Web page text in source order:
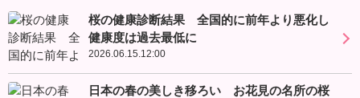
桜の健康診断結果 全国的に前年より悪化し
健康度は過去最低に
2026.06.15.12:00
日本の春の美しき移ろい お花見の名所の桜